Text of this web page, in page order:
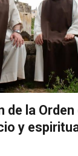
de la Orden
y